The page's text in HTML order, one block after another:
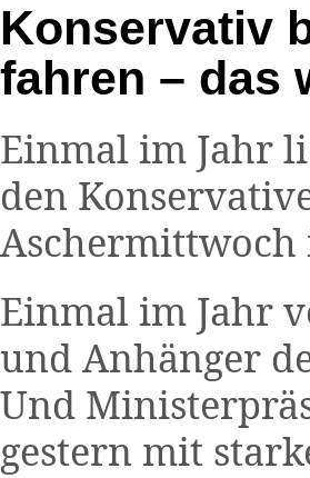
Konservativ
fahren – das
Einmal im Jahr
den
Aschermittwoch
Einmal im Jahr
und Anhänger
Und
gestern mit